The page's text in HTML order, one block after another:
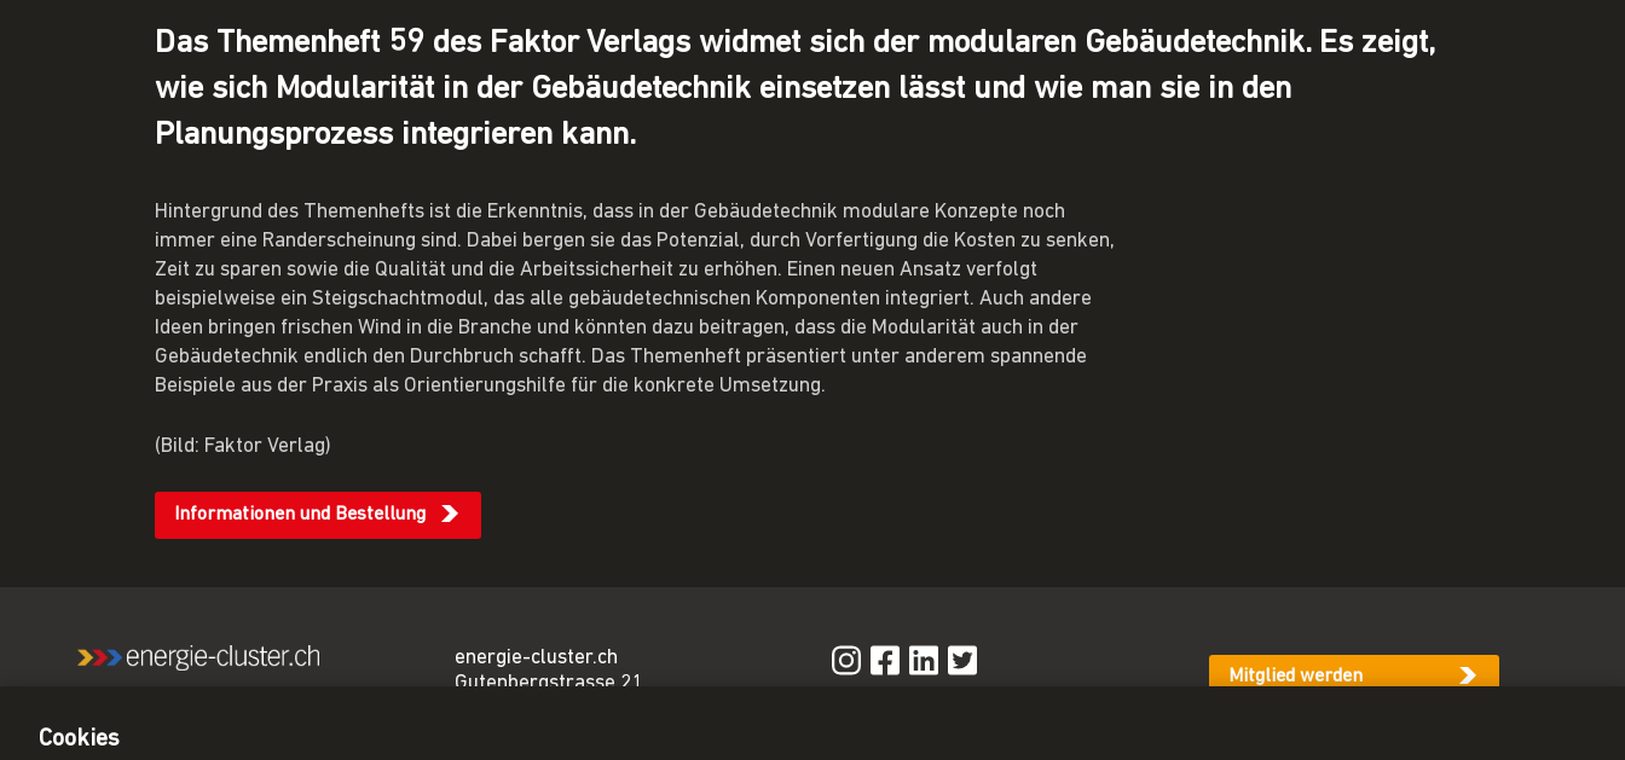
Das Themenheft 59 des Faktor Verlags widmet sich der modularen Gebäudetechnik. Es zeigt,
wie sich Modularität in der Gebäudetechnik einsetzen lässt und wie man sie in den
Planungsprozess integrieren kann.
Hintergrund des Themenhefts ist die Erkenntnis, dass in der Gebäudetechnik modulare Konzepte noch
immer eine Randerscheinung sind. Dabei bergen sie das Potenzial, durch Vorfertigung die Kosten zu senken,
Zeit zu sparen sowie die Qualität und die Arbeitssicherheit zu erhöhen. Einen neuen Ansatz verfolgt
beispielweise ein Steigschachtmodul, das alle gebäudetechnischen Komponenten integriert. Auch andere
Ideen bringen frischen Wind in die Branche und könnten dazu beitragen, dass die Modularität auch in der
Gebäudetechnik endlich den Durchbruch schafft. Das Themenheft präsentiert unter anderem spannende
Beispiele aus der Praxis als Orientierungshilfe für die konkrete Umsetzung.
(Bild: Faktor Verlag)
Informationen und Bestellung
Netzwerk für eine CO₂-
energie-cluster.ch
Gutenbergstrasse 21
Mitglied werden
Cookies